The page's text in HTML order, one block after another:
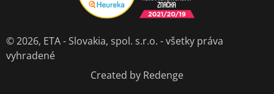
© 2026, ETA - Slovakia, spol. s.r.o. - všetky práva
vyhradené
Created by Redenge